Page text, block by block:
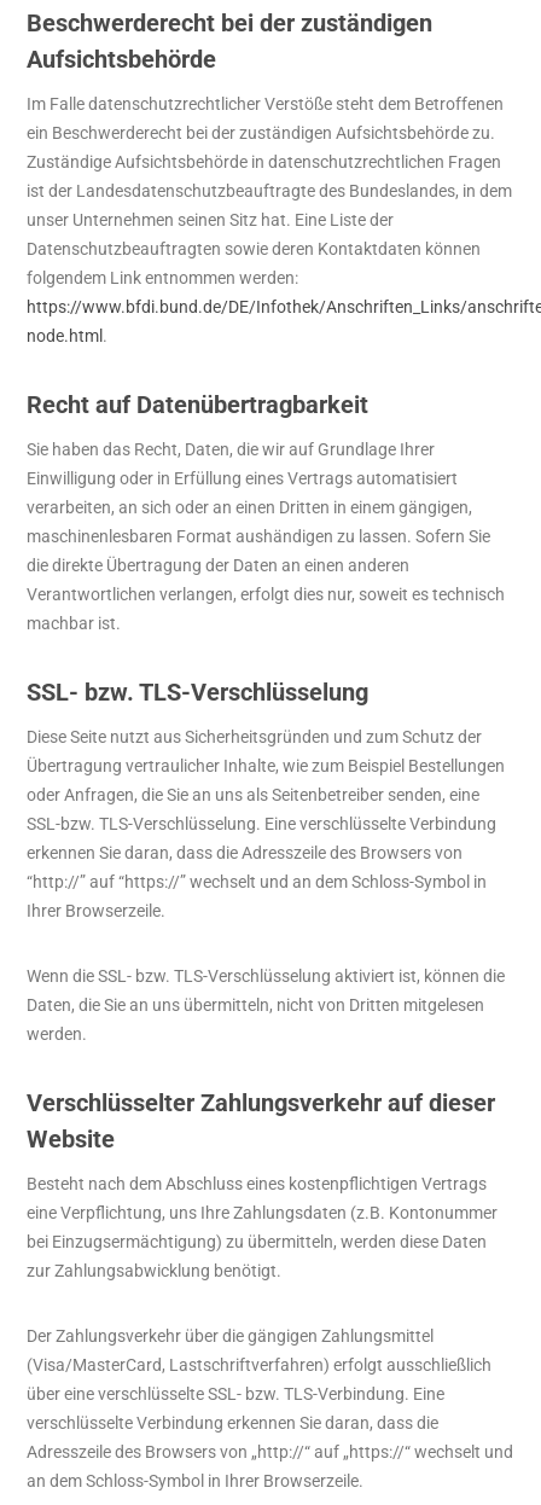
Beschwerderecht bei der zuständigen
Aufsichtsbehörde
Im Falle datenschutzrechtlicher Verstöße steht dem Betroffenen
ein Beschwerderecht bei der zuständigen Aufsichtsbehörde zu.
Zuständige Aufsichtsbehörde in datenschutzrechtlichen Fragen
ist der Landesdatenschutzbeauftragte des Bundeslandes, in dem
unser Unternehmen seinen Sitz hat. Eine Liste der
Datenschutzbeauftragten sowie deren Kontaktdaten können
folgendem Link entnommen werden:
https://www.bfdi.bund.de/DE/Infothek/Anschriften_Links/
node.html .
Recht auf Datenübertragbarkeit
Sie haben das Recht, Daten, die wir auf Grundlage Ihrer
Einwilligung oder in Erfüllung eines Vertrags automatisiert
verarbeiten, an sich oder an einen Dritten in einem gängigen,
maschinenlesbaren Format aushändigen zu lassen. Sofern Sie
die direkte Übertragung der Daten an einen anderen
Verantwortlichen verlangen, erfolgt dies nur, soweit es technisch
machbar ist.
SSL- bzw. TLS-Verschlüsselung
Diese Seite nutzt aus Sicherheitsgründen und zum Schutz der
Übertragung vertraulicher Inhalte, wie zum Beispiel Bestellungen
oder Anfragen, die Sie an uns als Seitenbetreiber senden, eine
SSL-bzw. TLS-Verschlüsselung. Eine verschlüsselte Verbindung
erkennen Sie daran, dass die Adresszeile des Browsers von
“http://” auf “https://” wechselt und an dem Schloss-Symbol in
Ihrer Browserzeile.
Wenn die SSL- bzw. TLS-Verschlüsselung aktiviert ist, können die
Daten, die Sie an uns übermitteln, nicht von Dritten mitgelesen
werden.
Verschlüsselter Zahlungsverkehr auf dieser
Website
Besteht nach dem Abschluss eines kostenpflichtigen Vertrags
eine Verpflichtung, uns Ihre Zahlungsdaten (z.B. Kontonummer
bei Einzugsermächtigung) zu übermitteln, werden diese Daten
zur Zahlungsabwicklung benötigt.
Der Zahlungsverkehr über die gängigen Zahlungsmittel
(Visa/MasterCard, Lastschriftverfahren) erfolgt ausschließlich
über eine verschlüsselte SSL- bzw. TLS-Verbindung. Eine
verschlüsselte Verbindung erkennen Sie daran, dass die
Adresszeile des Browsers von „http://“ auf „https://“ wechselt und
an dem Schloss-Symbol in Ihrer Browserzeile.